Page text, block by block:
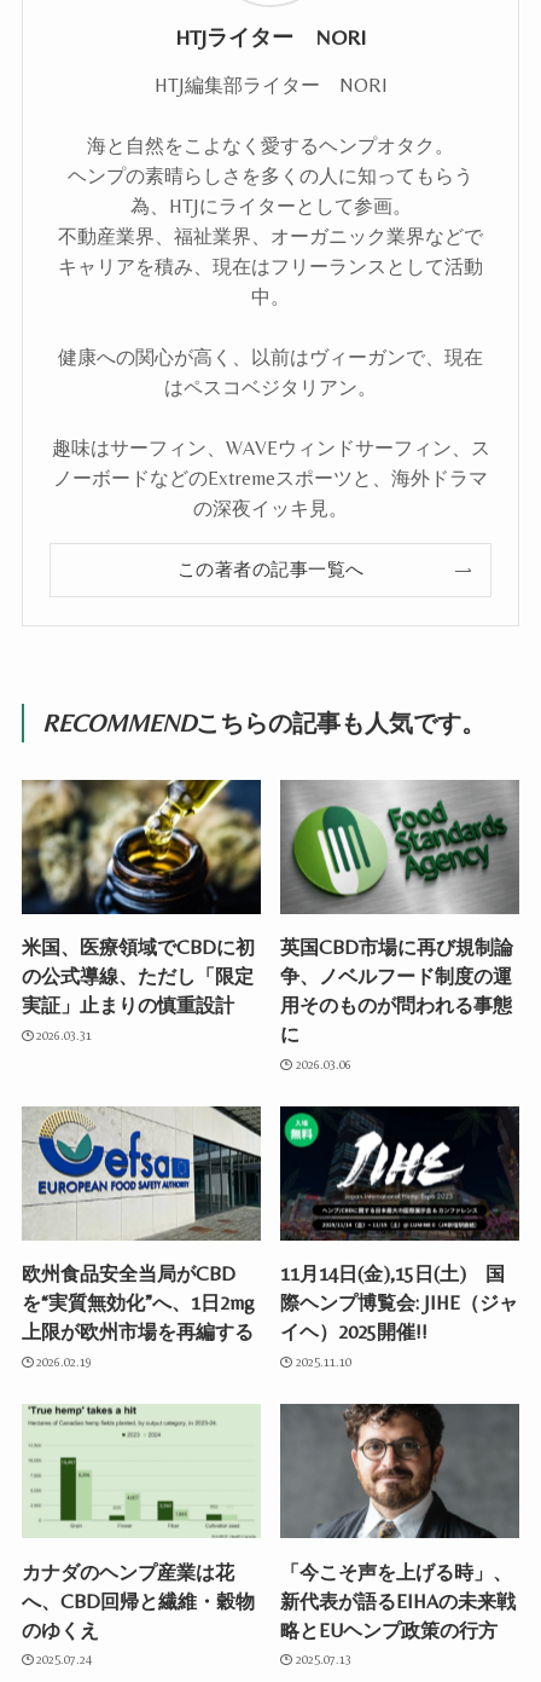
HTJライター NORI
HTJ編集部ライター NORI
海と自然をこよなく愛するヘンプオタク。
ヘンプの素晴らしさを多くの人に知ってもらう
為、HTJにライターとして参画。
不動産業界、福祉業界、オーガニック業界などで
キャリアを積み、現在はフリーランスとして活動
中。
健康への関心が高く、以前はヴィーガンで、現在
はペスコベジタリアン。
趣味はサーフィン、WAVEウィンドサーフィン、ス
ノーボードなどのExtremeスポーツと、海外ドラマ
の深夜イッキ見。
この著者の記事一覧へ
RECOMMENDこちらの記事も人気です。
米国、医療領域でCBDに初
の公式導線、ただし「限定
実証」止まりの慎重設計
2026.03.31
英国CBD市場に再び規制論
争、ノベルフード制度の運
用そのものが問われる事態
に
2026.03.06
欧州食品安全当局がCBD
を“実質無効化”へ、1日2mg
上限が欧州市場を再編する
2026.02.19
11月14日(金),15日(土) 国
際ヘンプ博覧会: JIHE（ジャ
イヘ）2025開催!!
2025.11.10
カナダのヘンプ産業は花
へ、CBD回帰と繊維・穀物
のゆくえ
2025.07.24
「今こそ声を上げる時」、
新代表が語るEIHAの未来戦
略とEUヘンプ政策の行方
2025.07.13